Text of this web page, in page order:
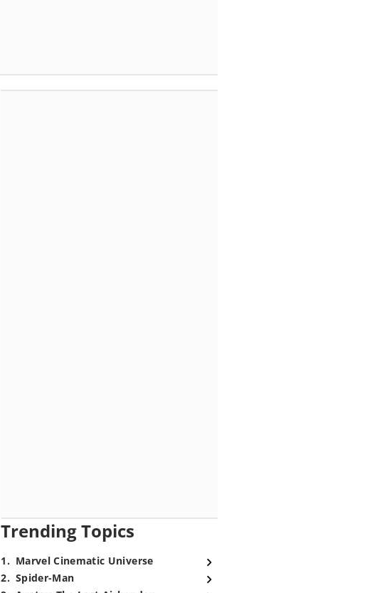
Trending Topics
1. Marvel Cinematic Universe
2. Spider-Man